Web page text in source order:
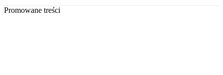
Promowane treści